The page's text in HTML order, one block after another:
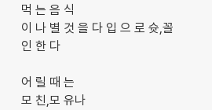
먹 는 음 식
이 나 별 것 을 다 입 으 로 슛,꼴
인 한 다
어 릴 때 는
모 친,모 유나